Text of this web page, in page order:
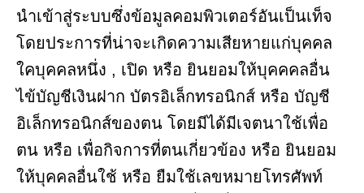
นำเข้าสู่ระบบซึ่งข้อมูลคอมพิวเตอร์อันเป็นเท็จ
โดยประการที่น่าจะเกิดความเสียหายแก่บุคคล
ใคบุคคลหนึ่ง , เปิด หรือ ยินยอมให้บุคคคลอื่น
ไข้บัญชีเงินฝาก บัตรอิเล็กทรอนิกส์ หรือ บัญชี
อิเล็กทรอนิกส์ของตน โดยมีได้มีเจตนาใช้เพื่อ
ตน หรือ เพื่อกิจการที่ตนเกี่ยวข้อง หรือ ยินยอม
ให้บุคคลอื่นใช้ หรือ ยืมใช้เลขหมายโทรศัพท์